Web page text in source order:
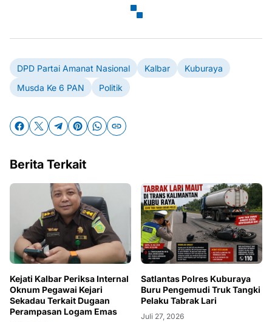
DPD Partai Amanat Nasional Kalbar
Kuburaya
Musda Ke 6 PAN
Politik
Berita Terkait
Kejati Kalbar Periksa Internal
Oknum Pegawai Kejari
Sekadau Terkait Dugaan
Perampasan Logam Emas
Satlantas Polres Kuburaya
Buru Pengemudi Truk Tangki
Pelaku Tabrak Lari
Juli 27, 2026